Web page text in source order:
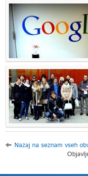
Nazaj na seznam vseh